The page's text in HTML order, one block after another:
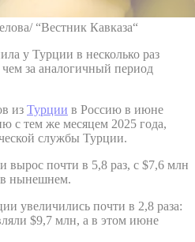
“Вестник Кавказа“
у Турции в несколько раз
за аналогичный период
из Турции в Россию в июне
с тем же месяцем 2025 года,
службы Турции.
вырос почти в 5,8 раз, с $7,6 млн
нынешнем.
увеличились почти в 2,8 раза:
$9,7 млн, а в этом июне